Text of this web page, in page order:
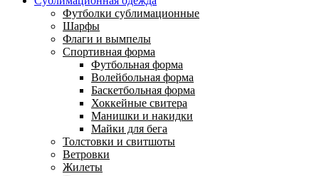
Футболки сублимационные
Шарфы
Флаги и вымпелы
Спортивная форма
Футбольная форма
Волейбольная форма
Баскетбольная форма
Хоккейные свитера
Манишки и накидки
Майки для бега
Толстовки и свитшоты
Ветровки
Жилеты